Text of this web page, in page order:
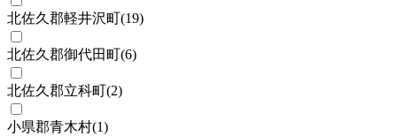
北佐久郡軽井沢町(19)
北佐久郡御代田町(6)
北佐久郡立科町(2)
小県郡青木村(1)